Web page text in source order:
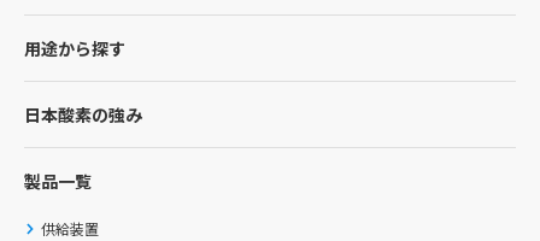
用途から探す
日本酸素の強み
製品一覧
供給装置